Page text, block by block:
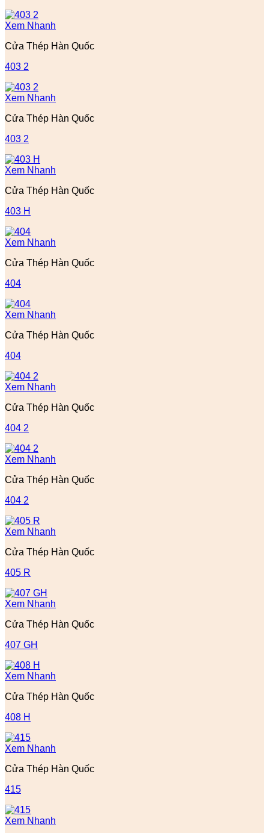
Xem Nhanh
Cửa Thép Hàn Quốc
403 2
Xem Nhanh
Cửa Thép Hàn Quốc
403 2
Xem Nhanh
Cửa Thép Hàn Quốc
403 H
Xem Nhanh
Cửa Thép Hàn Quốc
404
Xem Nhanh
Cửa Thép Hàn Quốc
404
Xem Nhanh
Cửa Thép Hàn Quốc
404 2
Xem Nhanh
Cửa Thép Hàn Quốc
404 2
Xem Nhanh
Cửa Thép Hàn Quốc
405 R
Xem Nhanh
Cửa Thép Hàn Quốc
407 GH
Xem Nhanh
Cửa Thép Hàn Quốc
408 H
Xem Nhanh
Cửa Thép Hàn Quốc
415
Xem Nhanh